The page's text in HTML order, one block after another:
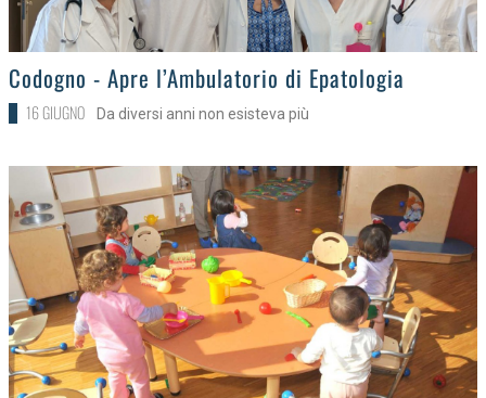
>
Codogno - Apre l’Ambulatorio di Epatologia
16 GIUGNO Da diversi anni non esisteva più